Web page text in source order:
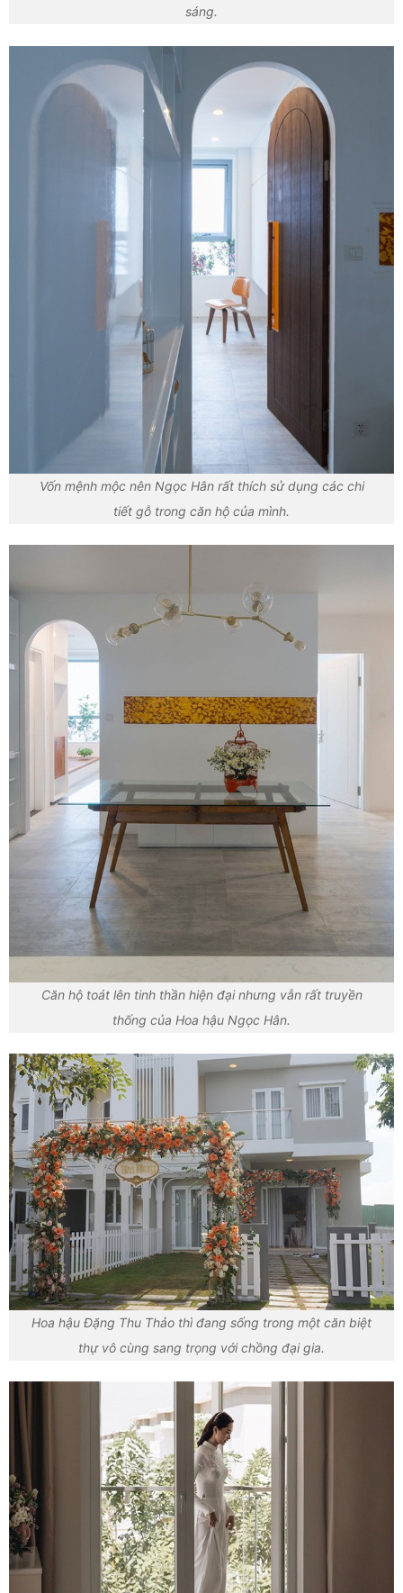
sáng.
Vốn mệnh mộc nên Ngọc Hân rất thích sử dụng các chi
tiết gỗ trong căn hộ của mình.
Căn hộ toát lên tinh thần hiện đại nhưng vẫn rất truyền
thống của Hoa hậu Ngọc Hân.
Hoa hậu Đặng Thu Thảo thì đang sống trong một căn biệt
thự vô cùng sang trọng với chồng đại gia.